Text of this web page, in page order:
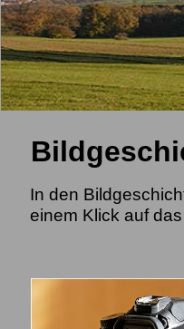
In den
einem Klick auf